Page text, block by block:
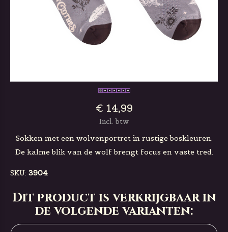
€ 14,99
Incl. btw
Sokken met een wolvenportret in rustige boskleuren.
De kalme blik van de wolf brengt focus en vaste tred.
SKU: 3904
Dit product is verkrijgbaar in
de volgende varianten: